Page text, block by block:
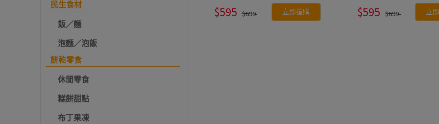
民生食材
飯／麵
泡麵／泡飯
餅乾零食
休閒零食
糕餅甜點
布丁果凍
$595 $699 立即搶購 $595 $699 立